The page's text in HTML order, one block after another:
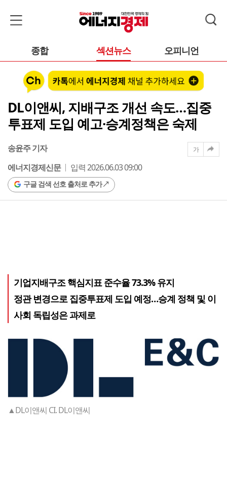
종합 섹션뉴스 오피니언
DL이앤씨, 지배구조 개선 속도…집중
투표제 도입 예고·승계정책은 숙제
송윤주 기자
에너지경제신문
입력 2026.06.03 09:00
구글 검색 선호 출처로 추가
가
기업지배구조 핵심지표 준수율 73.3% 유지
정관 변경으로 집중투표제 도입 예정…승계 정책 및 이
사회 독립성은 과제로
▲DL이앤씨 CI. DL이앤씨